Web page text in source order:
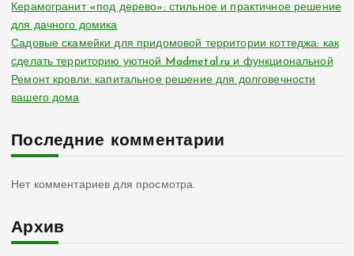
Керамогранит «под дерево»: стильное и практичное решение
для дачного домика
Садовые скамейки для придомовой территории коттеджа: как
сделать территорию уютной Madmetal.ru и функциональной
Ремонт кровли: капитальное решение для долговечности
вашего дома
Последние комментарии
Нет комментариев для просмотра.
Архив